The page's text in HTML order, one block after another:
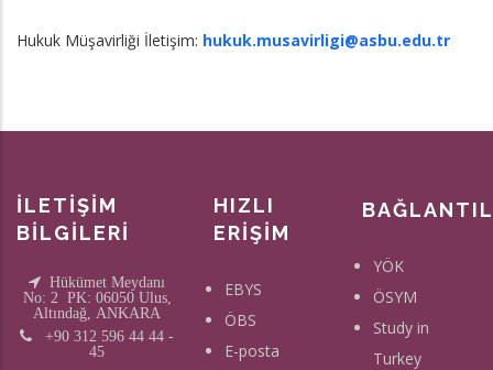
Hukuk Müşavirliği İletişim: hukuk.musavirligi@asbu.edu.tr
İLETİŞİM
BİLGİLERİ
Hükümet Meydanı
No: 2 PK: 06050 Ulus,
Altındağ, ANKARA
+90 312 596 44 44 -
45
HIZLI
ERİŞİM
EBYS
ÖBS
E-posta
YÖK
ÖSYM
Study in
Turkey